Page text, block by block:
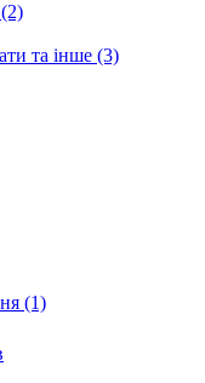
та інше (3)
(1)